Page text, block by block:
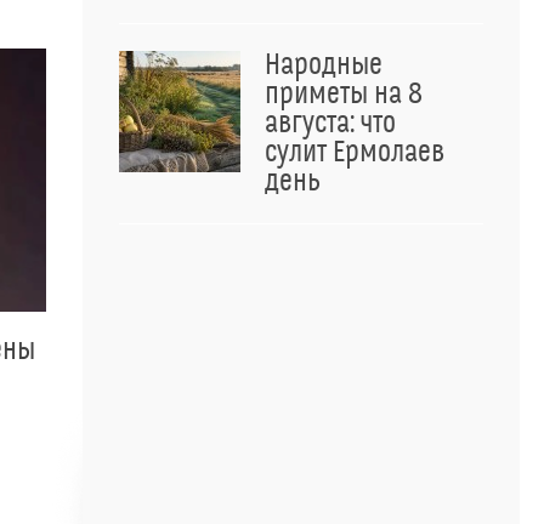
Народные
приметы на 8
августа: что
сулит Ермолаев
день